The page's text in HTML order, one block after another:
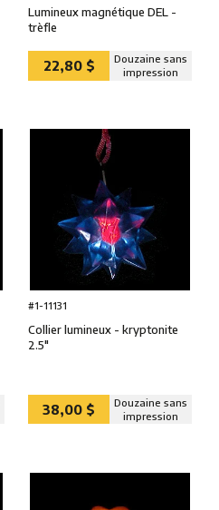
Lumineux magnétique DEL -
trèfle
22,80 $
Douzaine sans
impression
#1-11131
Collier lumineux - kryptonite
2.5″
38,00 $
Douzaine sans
impression